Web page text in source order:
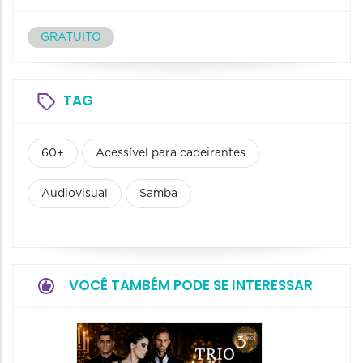
GRATUITO
TAG
60+ Acessível para cadeirantes
Audiovisual Samba
VOCÊ TAMBÉM PODE SE INTERESSAR